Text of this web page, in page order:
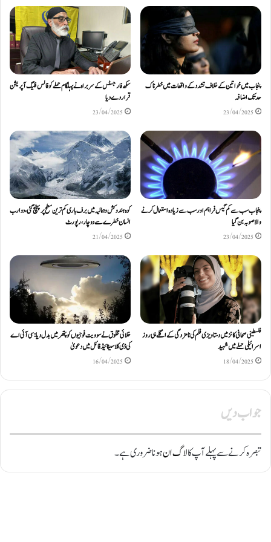
پنجاب میں خواتین کے خلاف تشدد کے واقعات میں خطرناک
حد تک اضافہ
23/04/2025
سکھ فار جسٹس کے سربراہ نے پہلگام حملے کو فالس فلیگ آپریشن
قرار دے دیا
23/04/2025
پنجاب سب سے کم گیس فراہم اور سب سے زیادہ استعمال کرنے
والا صوبہ بن گیا
23/04/2025
کوہ ہندوکش و ہمالیہ میں برف باری کم ترین سطح پر پہنچ گئی، دو ارب
انسان خطرے سے دوچار، رپورٹ
21/04/2025
فلسطینی صحافی کانز میں دستاویزی فلم کی نامزدگی کے اگلے ہی روز
اسرائیلی حملے میں شہید
18/04/2025
خلائی مخلوق نے سوویت فوجیوں کو پتھر میں بدل دیا: سی آئی اے
کی ڈی کلاسیفائیڈ فائل میں دعویٰ
16/04/2025
جواب دیں
تبصرہ کرنے سے پہلے آپ کالاگ انہونا ضروری ہے۔